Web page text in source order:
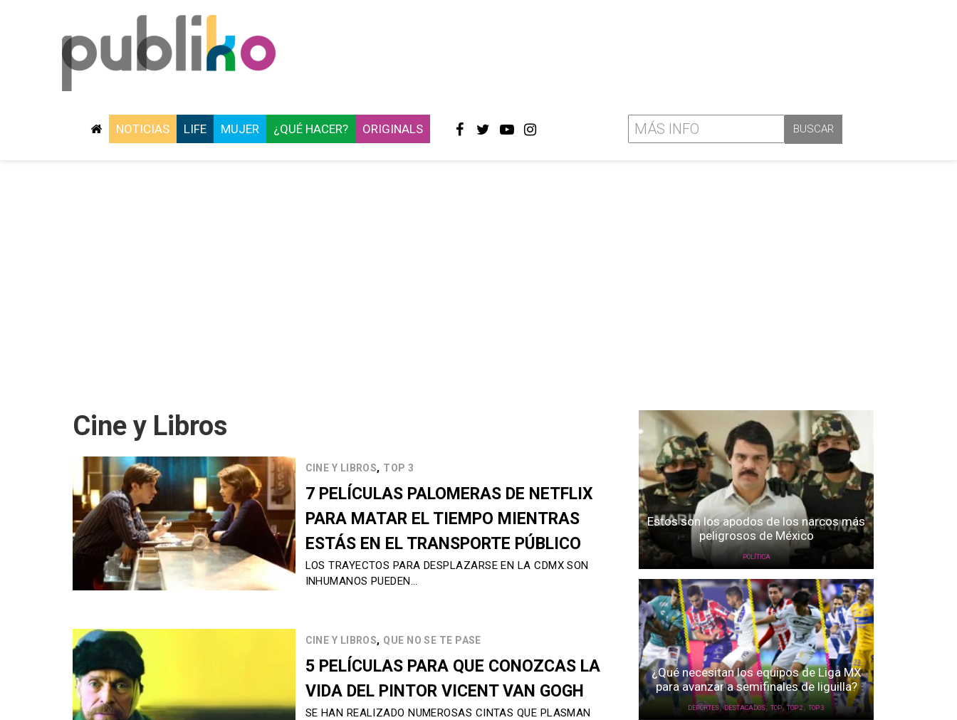
NOTICIAS LIFE MUJER ¿QUÉ HACER? ORIGINALS
Cine y Libros
CINE Y LIBROS, TOP 3
7 PELÍCULAS PALOMERAS DE NETFLIX
PARA MATAR EL TIEMPO MIENTRAS
ESTÁS EN EL TRANSPORTE PÚBLICO
LOS TRAYECTOS PARA DESPLAZARSE EN LA CDMX SON
INHUMANOS PUEDEN…
CINE Y LIBROS, QUE NO SE TE PASE
5 PELÍCULAS PARA QUE CONOZCAS LA
VIDA DEL PINTOR VICENT VAN GOGH
SE HAN REALIZADO NUMEROSAS CINTAS QUE PLASMAN
Estos son los apodos de los narcos más
peligrosos de México
POLÍTICA
¿Qué necesitan los equipos de Liga MX
para avanzar a semifinales de liguilla?
DEPORTES,DESTACADOS, TOP, TOP 2 , TOP 3